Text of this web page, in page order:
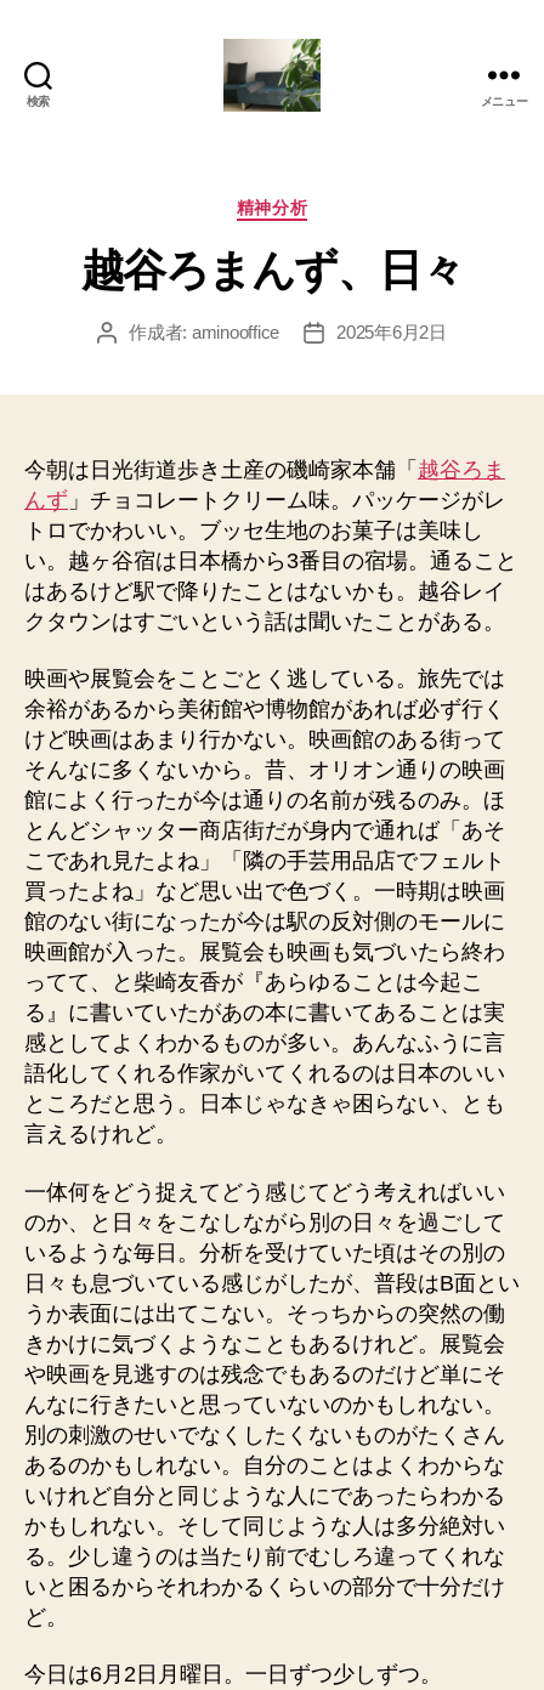
検索
美
か
も
あ
の
グ
メニュー
カ
ゴ
リ
精神分析
越谷ろまんず、日々
投 作成者: aminooffice
投
2025年6月2日
今朝は日光街道歩き土産の磯崎家本舗「 越谷ろま
んず 」チョコレートクリーム味。パッケージがレ
トロでかわいい。ブッセ生地のお菓子は美味し
い。越ヶ谷宿は日本橋から3番目の宿場。通ること
はあるけど駅で降りたことはないかも。越谷レイ
クタウンはすごいという話は聞いたことがある。
映画や展覧会をことごとく逃している。旅先では
余裕があるから美術館や博物館があれば必ず行く
けど映画はあまり行かない。映画館のある街って
そんなに多くないから。昔、オリオン通りの映画
館によく行ったが今は通りの名前が残るのみ。ほ
とんどシャッター商店街だが身内で通れば「あそ
こであれ見たよね」「隣の手芸用品店でフェルト
買ったよね」など思い出で色づく。一時期は映画
館のない街になったが今は駅の反対側のモールに
映画館が入った。展覧会も映画も気づいたら終わ
ってて、と柴崎友香が『あらゆることは今起こ
る』に書いていたがあの本に書いてあることは実
感としてよくわかるものが多い。あんなふうに言
語化してくれる作家がいてくれるのは日本のいい
ところだと思う。日本じゃなきゃ困らない、とも
言えるけれど。
一体何をどう捉えてどう感じてどう考えればいい
のか、と日々をこなしながら別の日々を過ごして
いるような毎日。分析を受けていた頃はその別の
日々も息づいている感じがしたが、普段はB面とい
うか表面には出てこない。そっちからの突然の働
きかけに気づくようなこともあるけれど。展覧会
や映画を見逃すのは残念でもあるのだけど単にそ
んなに行きたいと思っていないのかもしれない。
別の刺激のせいでなくしたくないものがたくさん
あるのかもしれない。自分のことはよくわからな
いけれど自分と同じような人にであったらわかる
かもしれない。そして同じような人は多分絶対い
る。少し違うのは当たり前でむしろ違ってくれな
いと困るからそれわかるくらいの部分で十分だけ
ど。
今日は6月2日月曜日。一日ずつ少しずつ。